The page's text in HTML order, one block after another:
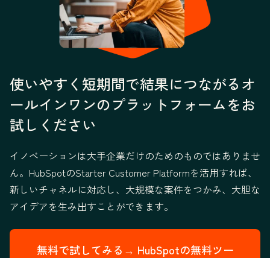
使いやすく短期間で結果につながるオ
ールインワンのプラットフォームをお
試しください
イノベーションは大手企業だけのためのものではありませ
ん。HubSpotのStarter Customer Platformを活用すれば、
新しいチャネルに対応し、大規模な案件をつかみ、大胆な
アイデアを生み出すことができます。
無料で試してみる→ HubSpotの無料ツー